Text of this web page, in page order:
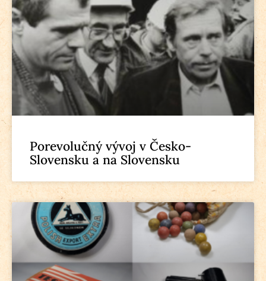
Porevolučný vývoj v Česko-
Slovensku a na Slovensku